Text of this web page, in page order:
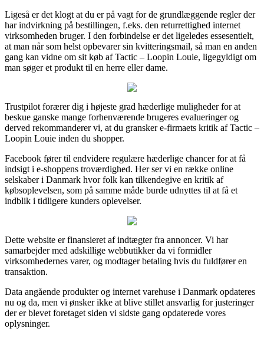
Ligeså er det klogt at du er på vagt for de grundlæggende regler der
har indvirkning på bestillingen, f.eks. den returrettighed internet
virksomheden bruger. I den forbindelse er det ligeledes essesentielt,
at man når som helst opbevarer sin kvitteringsmail, så man en anden
gang kan vidne om sit køb af Tactic – Loopin Louie, ligegyldigt om
man søger et produkt til en herre eller dame.
Trustpilot forærer dig i højeste grad hæderlige muligheder for at
beskue ganske mange forhenværende brugeres evalueringer og
derved rekommanderer vi, at du gransker e-firmaets kritik af Tactic –
Loopin Louie inden du shopper.
Facebook fører til endvidere regulære hæderlige chancer for at få
indsigt i e-shoppens troværdighed. Her ser vi en række online
selskaber i Danmark hvor folk kan tilkendegive en kritik af
købsoplevelsen, som på samme måde burde udnyttes til at få et
indblik i tidligere kunders oplevelser.
Dette website er finansieret af indtægter fra annoncer. Vi har
samarbejder med adskillige webbutikker da vi formidler
virksomhedernes varer, og modtager betaling hvis du fuldfører en
transaktion.
Data angående produkter og internet varehuse i Danmark opdateres
nu og da, men vi ønsker ikke at blive stillet ansvarlig for justeringer
der er blevet foretaget siden vi sidste gang opdaterede vores
oplysninger.